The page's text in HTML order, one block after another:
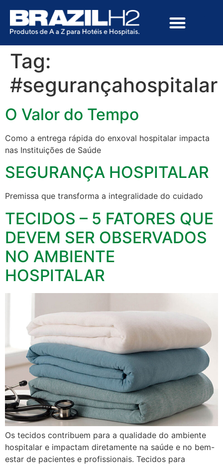
Tag:
#segurançahospitalar
O Valor do Tempo
Como a entrega rápida do enxoval hospitalar impacta
nas Instituições de Saúde
SEGURANÇA HOSPITALAR
Premissa que transforma a integralidade do cuidado
TECIDOS – 5 FATORES QUE
DEVEM SER OBSERVADOS
NO AMBIENTE
HOSPITALAR
Os tecidos contribuem para a qualidade do ambiente
hospitalar e impactam diretamente na saúde e no bem-
estar de pacientes e profissionais. Tecidos para